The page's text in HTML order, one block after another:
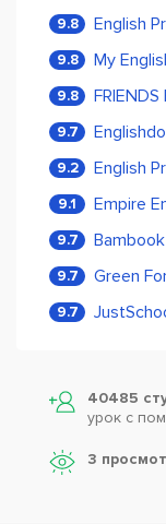
9.8 English
9.8 My
9.8
9.7
9.2 English
9.1 Empire
9.7
9.7
9.7
40485
урок с
3